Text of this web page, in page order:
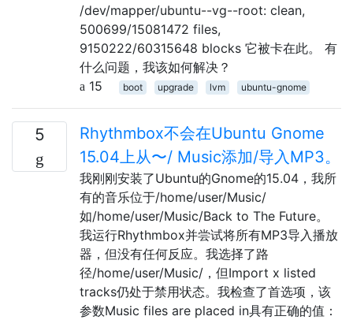
/dev/mapper/ubuntu--vg--root: clean,
500699/15081472 files,
9150222/60315648 blocks 它被卡在此。 有
什么问题，我该如何解决？
15
boot upgrade lvm ubuntu-gnome
5
Rhythmbox不会在Ubuntu Gnome
15.04上从〜/ Music添加/导入MP3。
我刚刚安装了Ubuntu的Gnome的15.04，我所
有的音乐位于/home/user/Music/
如/home/user/Music/Back to The Future。
我运行Rhythmbox并尝试将所有MP3导入播放
器，但没有任何反应。我选择了路
径/home/user/Music/，但Import x listed
tracks仍处于禁用状态。我检查了首选项，该
参数Music files are placed in具有正确的值：